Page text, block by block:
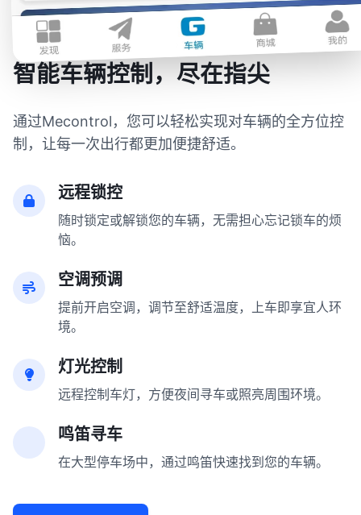
智能车辆控制，尽在指尖
通过Mecontrol，您可以轻松实现对车辆的全方位控
制，让每一次出行都更加便捷舒适。
远程锁控
随时锁定或解锁您的车辆，无需担心忘记锁车的烦
恼。
空调预调
提前开启空调，调节至舒适温度，上车即享宜人环
境。
灯光控制
远程控制车灯，方便夜间寻车或照亮周围环境。
鸣笛寻车
在大型停车场中，通过鸣笛快速找到您的车辆。